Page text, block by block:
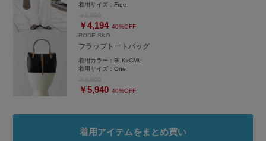
着用サイズ： Free
￥4,194 40%OFF
RODE SKO
フラップトートバッグ
着用カラー： BLKxCML
着用サイズ：One
￥5,940 40%OFF
着用アイテムをまとめ買い